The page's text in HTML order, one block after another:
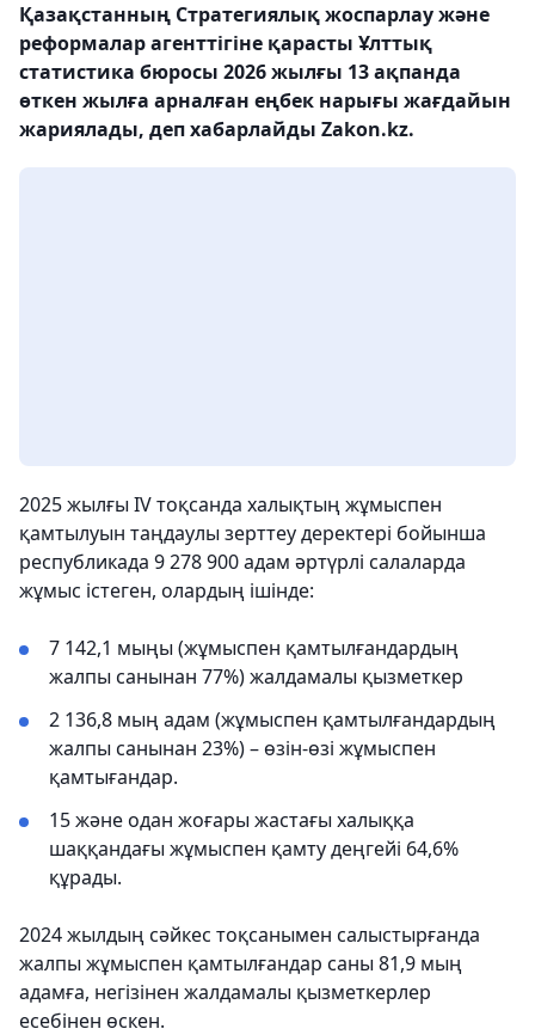
Қазақстанның Стратегиялық жоспарлау және
реформалар агенттігіне қарасты Ұлттық
статистика бюросы 2026 жылғы 13 ақпанда
өткен жылға арналған еңбек нарығы жағдайын
жариялады, деп хабарлайды Zakon.kz.
2025 жылғы IV тоқсанда халықтың жұмыспен
қамтылуын таңдаулы зерттеу деректері бойынша
республикада 9 278 900 адам әртүрлі салаларда
жұмыс істеген, олардың ішінде:
7 142,1 мыңы (жұмыспен қамтылғандардың
жалпы санынан 77%) жалдамалы қызметкер
2 136,8 мың адам (жұмыспен қамтылғандардың
жалпы санынан 23%) – өзін-өзі жұмыспен
қамтығандар.
15 және одан жоғары жастағы халыққа
шаққандағы жұмыспен қамту деңгейі 64,6%
құрады.
2024 жылдың сәйкес тоқсанымен салыстырғанда
жалпы жұмыспен қамтылғандар саны 81,9 мың
адамға, негізінен жалдамалы қызметкерлер
есебінен өскен.